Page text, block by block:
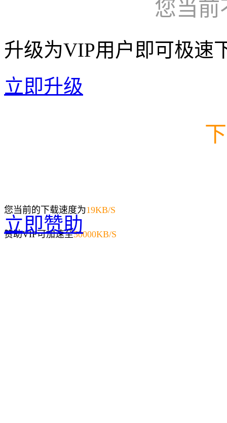
您当前
升级为VIP用户即可极速
立即升级
您当前的下载速度为19KB/S
赞助VIP可加速至50000KB/S
立即赞助